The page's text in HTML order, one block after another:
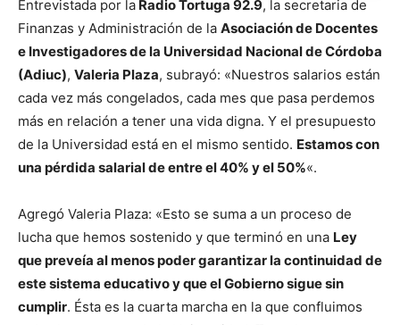
Entrevistada por la Radio Tortuga 92.9, la secretaria de
Finanzas y Administración de la Asociación de Docentes
e Investigadores de la Universidad Nacional de Córdoba
(Adiuc), Valeria Plaza, subrayó: «Nuestros salarios están
cada vez más congelados, cada mes que pasa perdemos
más en relación a tener una vida digna. Y el presupuesto
de la Universidad está en el mismo sentido. Estamos con
una pérdida salarial de entre el 40% y el 50%«.
Agregó Valeria Plaza: «Esto se suma a un proceso de
lucha que hemos sostenido y que terminó en una Ley
que preveía al menos poder garantizar la continuidad de
este sistema educativo y que el Gobierno sigue sin
cumplir. Ésta es la cuarta marcha en la que confluimos